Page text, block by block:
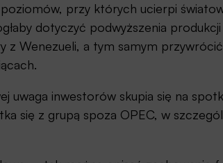
przy których ucierpi
dotyczyć podwyższenia
z Wenezueli, a tym samym
inwestorów skupia się na
się z grupą spoza OPEC, w